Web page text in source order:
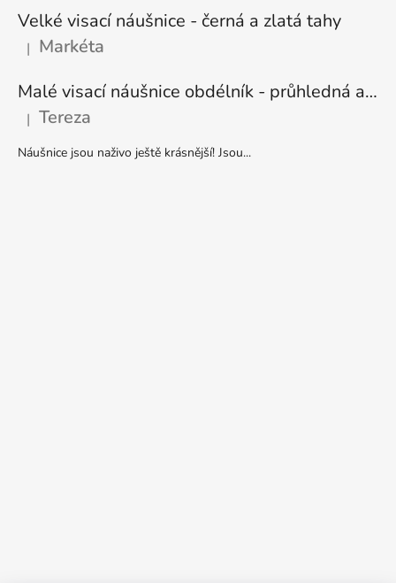
Velké visací náušnice - černá a zlatá tahy
Hodnocení produktu je 5 z 5 hvězdiček.
| Markéta
Malé visací náušnice obdélník - průhledná a stříbrná
Hodnocení produktu je 5 z 5 hvězdiček.
| Tereza
Náušnice jsou naživo ještě krásnější! Jsou...